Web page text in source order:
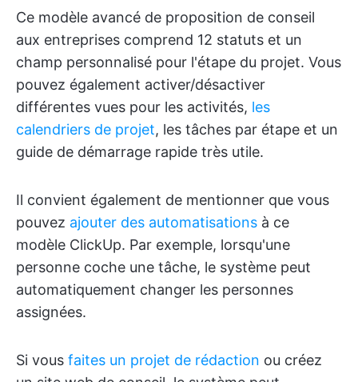
Ce modèle avancé de proposition de conseil
aux entreprises comprend 12 statuts et un
champ personnalisé pour l'étape du projet. Vous
pouvez également activer/désactiver
différentes vues pour les activités, les
calendriers de projet, les tâches par étape et un
guide de démarrage rapide très utile.
Il convient également de mentionner que vous
pouvez ajouter des automatisations à ce
modèle ClickUp. Par exemple, lorsqu'une
personne coche une tâche, le système peut
automatiquement changer les personnes
assignées.
Si vous faites un projet de rédaction ou créez